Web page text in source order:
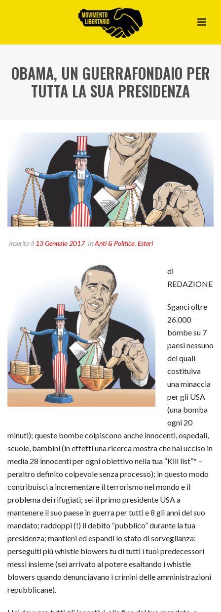
OBAMA, UN GUERRAFONDAIO PER
TUTTA LA SUA PRESIDENZA
Inserito il 13 Gennaio 2017 InAnti & Politica, Esteri
di
REDAZIONE
Sganci oltre
26.000
bombe su 7
paesi nessuno
dei quali
costituiva
una minaccia
per gli USA
(una bomba
ogni 20
minuti); queste bombe colpiscono anche innocenti, ospedali,
scuole, bambini (in effetti una ricerca mostra che hai ucciso in
media 28 innocenti per ogni obiettivo nella tua “Kill list”* –
peraltro definito colpevole senza processo); in questo modo
contribuisci a incrementare il terrorismo nel mondo e il
problema dei rifugiati; sei il primo presidente USA a
mantenere il suo paese in guerra per tutti e 8 gli anni del suo
mandato; raddoppi (!) il debito “pubblico” durante la tua
presidenza; mantieni ed espandi lo stato di sorveglianza;
perseguiti più whistle blowers tu di tutti i tuoi predecessori
messi insieme (sei arrivato al potere esaltando i whistle
blowers quando denunciavano i crimini delle amministrazioni
repubblicane).